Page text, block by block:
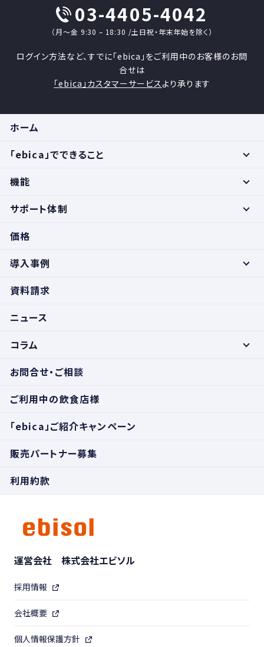
03-4405-4042
（月〜金 9:30 – 18:30 /土日祝・年末年始を除く）
ログイン方法など、すでに「ebica」をご利用中のお客様のお問
合せは
「ebica」カスタマーサービスより承ります
ホーム
「ebica」でできること
機能
サポート体制
価格
導入事例
資料請求
ニュース
コラム
お問合せ・ご相談
ご利用中の飲食店様
「ebica」ご紹介キャンペーン
販売パートナー募集
利用約款
運営会社 株式会社エビソル
採用情報
会社概要
個人情報保護方針